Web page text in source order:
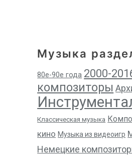
Музыка
80е-90е года 2000-
композиторы
Классическая музыка
кино Музыка из видеоигр
Немецкие